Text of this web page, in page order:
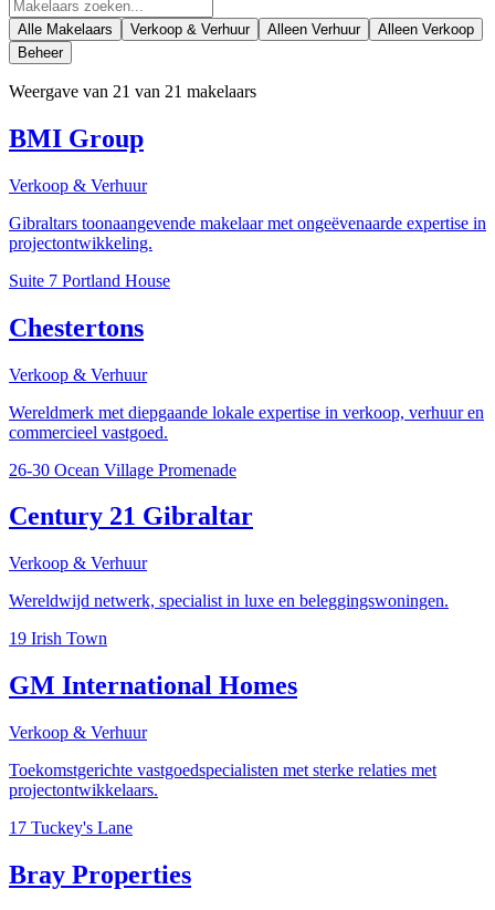
Alle Makelaars Verkoop & Verhuur Alleen Verhuur
Alleen Verkoop
Beheer
Weergave van 21 van 21 makelaars
BMI Group
Verkoop & Verhuur
Gibraltars toonaangevende makelaar met ongeëvenaarde expertise in
projectontwikkeling.
Suite 7 Portland House
Chestertons
Verkoop & Verhuur
Wereldmerk met diepgaande lokale expertise in verkoop, verhuur en
commercieel vastgoed.
26-30 Ocean Village Promenade
Century 21 Gibraltar
Verkoop & Verhuur
Wereldwijd netwerk, specialist in luxe en beleggingswoningen.
19 Irish Town
GM International Homes
Verkoop & Verhuur
Toekomstgerichte vastgoedspecialisten met sterke relaties met
projectontwikkelaars.
17 Tuckey's Lane
Bray Properties